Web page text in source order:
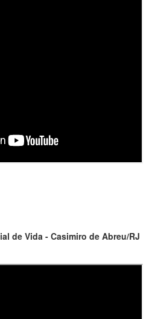
de Vida - Casimiro de Abreu/RJ